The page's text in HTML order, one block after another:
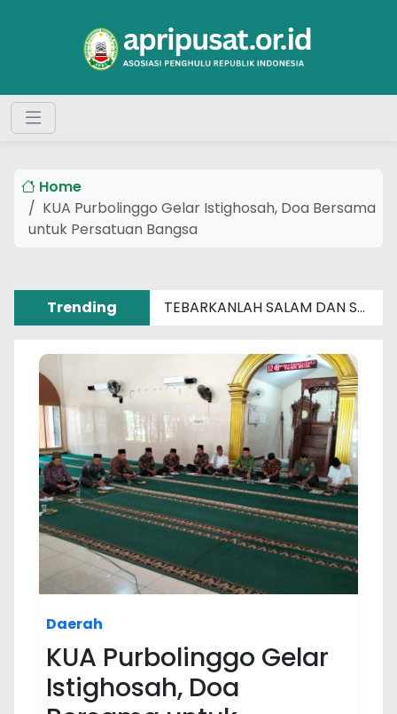
Home
KUA Purbolinggo Gelar Istighosah, Doa Bersama
untuk Persatuan Bangsa
Trending TEBARKANLAH SALAM DAN SENYUM SEBERAT APAPUN MASALAHMU
Daerah
KUA Purbolinggo Gelar
Istighosah, Doa